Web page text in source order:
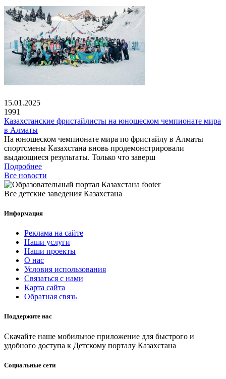
15.01.2025
1991
Казахстанские фристайлисты на юношеском чемпионате мира
в Алматы
На юношеском чемпионате мира по фристайлу в Алматы
спортсмены Казахстана вновь продемонстрировали
выдающиеся результаты. Только что заверш
Подробнее
Все новости
Все детские заведения Казахстана
Информация
Реклама на сайте
Наши услуги
Наши проекты
О нас
Условия использования
Связаться с нами
Карта сайта
Обратная связь
Поддержите нас
Скачайте наше мобильное приложение для быстрого и
удобного доступа к Детскому порталу Казахстана
Социальные сети